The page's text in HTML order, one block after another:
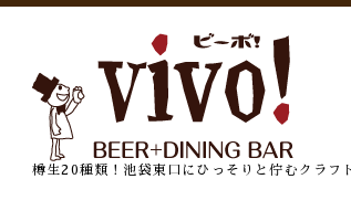
樽生20種類！池袋東口にひっそりと佇むクラフ